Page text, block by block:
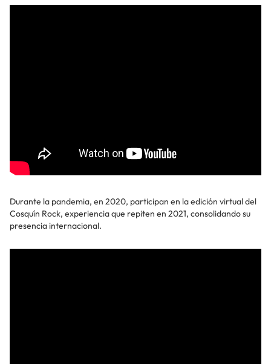
Durante la pandemia, en 2020, participan en la edición virtual del
Cosquín Rock, experiencia que repiten en 2021, consolidando su
presencia internacional.